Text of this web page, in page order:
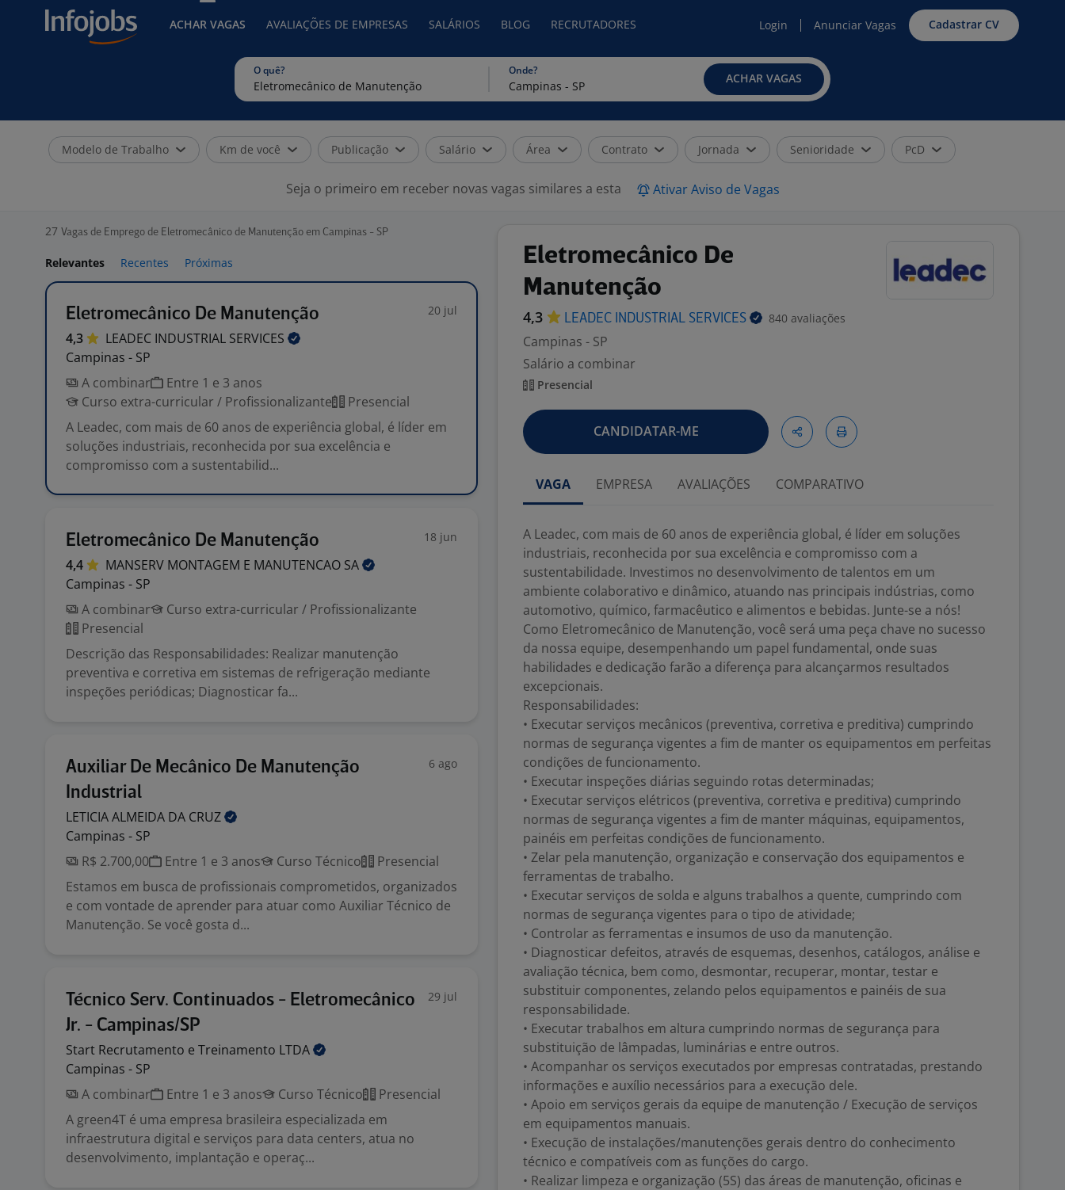
ACHAR VAGAS AVALIAÇÕES DE EMPRESAS SALÁRIOS BLOG RECRUTADORES Login Anunciar Vagas Cadastrar CV
O quê? Onde?
ACHAR VAGAS
Modelo de Trabalho Km de você Publicação Salário Área Contrato Jornada Senioridade PcD
Seja o primeiro em receber novas vagas similares a esta Ativar Aviso de Vagas
27 Vagas de Emprego de Eletromecânico de Manutenção em Campinas - SP
Relevantes Recentes Próximas
Eletromecânico De Manutenção 20 jul
4,3 LEADEC INDUSTRIAL SERVICES
Campinas - SP
A combinar
Entre 1 e 3 anos
Curso extra-curricular / Profissionalizante
Presencial
A Leadec, com mais de 60 anos de experiência global, é líder em
soluções industriais, reconhecida por sua excelência e
compromisso com a sustentabilid...
Eletromecânico De Manutenção 18 jun
4,4 MANSERV MONTAGEM E MANUTENCAO SA
Campinas - SP
A combinar
Curso extra-curricular / Profissionalizante
Presencial
Descrição das Responsabilidades: Realizar manutenção
preventiva e corretiva em sistemas de refrigeração mediante
inspeções periódicas; Diagnosticar fa...
Auxiliar De Mecânico De Manutenção
Industrial
6 ago
LETICIA ALMEIDA DA CRUZ
Campinas - SP
R$ 2.700,00
Entre 1 e 3 anos Curso Técnico
Presencial
Estamos em busca de profissionais comprometidos, organizados
e com vontade de aprender para atuar como Auxiliar Técnico de
Manutenção. Se você gosta d...
Técnico Serv. Continuados - Eletromecânico
Jr. - Campinas/SP
29 jul
Start Recrutamento e Treinamento LTDA
Campinas - SP
A combinar
Entre 1 e 3 anos Curso Técnico
Presencial
A green4T é uma empresa brasileira especializada em
infraestrutura digital e serviços para data centers, atua no
desenvolvimento, implantação e operaç...
Eletromecânico De
Manutenção
4,3 LEADEC INDUSTRIAL SERVICES 840 avaliações
Campinas - SP
Salário a combinar
Presencial
CANDIDATAR-ME
VAGA EMPRESA AVALIAÇÕES COMPARATIVO
A Leadec, com mais de 60 anos de experiência global, é líder em soluções
industriais, reconhecida por sua excelência e compromisso com a
sustentabilidade. Investimos no desenvolvimento de talentos em um
ambiente colaborativo e dinâmico, atuando nas principais indústrias, como
automotivo, químico, farmacêutico e alimentos e bebidas. Junte-se a nós!
Como Eletromecânico de Manutenção, você será uma peça chave no sucesso
da nossa equipe, desempenhando um papel fundamental, onde suas
habilidades e dedicação farão a diferença para alcançarmos resultados
excepcionais.
Responsabilidades:
• Executar serviços mecânicos (preventiva, corretiva e preditiva) cumprindo
normas de segurança vigentes a fim de manter os equipamentos em perfeitas
condições de funcionamento.
• Executar inspeções diárias seguindo rotas determinadas;
• Executar serviços elétricos (preventiva, corretiva e preditiva) cumprindo
normas de segurança vigentes a fim de manter máquinas, equipamentos,
painéis em perfeitas condições de funcionamento.
• Zelar pela manutenção, organização e conservação dos equipamentos e
ferramentas de trabalho.
• Executar serviços de solda e alguns trabalhos a quente, cumprindo com
normas de segurança vigentes para o tipo de atividade;
• Controlar as ferramentas e insumos de uso da manutenção.
• Diagnosticar defeitos, através de esquemas, desenhos, catálogos, análise e
avaliação técnica, bem como, desmontar, recuperar, montar, testar e
substituir componentes, zelando pelos equipamentos e painéis de sua
responsabilidade.
• Executar trabalhos em altura cumprindo normas de segurança para
substituição de lâmpadas, luminárias e entre outros.
• Acompanhar os serviços executados por empresas contratadas, prestando
informações e auxílio necessários para a execução dele.
• Apoio em serviços gerais da equipe de manutenção / Execução de serviços
em equipamentos manuais.
• Execução de instalações/manutenções gerais dentro do conhecimento
técnico e compatíveis com as funções do cargo.
• Realizar limpeza e organização (5S) das áreas de manutenção, oficinas e